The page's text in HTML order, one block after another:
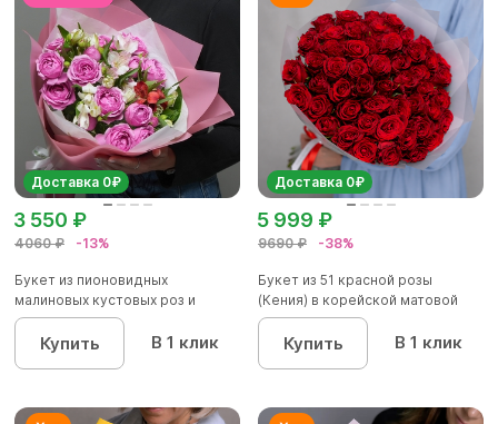
Доставка 0₽
4060 ₽ -13%
3 550 ₽
Букет из пионовидных
малиновых кустовых роз и
альстроме...
Купить В 1 клик
Доставка 0₽
9690 ₽ -38%
5 999 ₽
Букет из 51 красной розы
(Кения) в корейской матовой
уп...
Купить В 1 клик